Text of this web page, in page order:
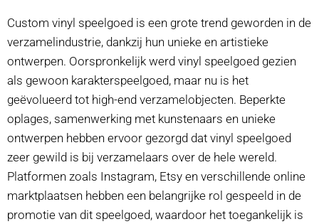
Custom vinyl speelgoed is een grote trend geworden in de
verzamelindustrie, dankzij hun unieke en artistieke
ontwerpen. Oorspronkelijk werd vinyl speelgoed gezien
als gewoon karakterspeelgoed, maar nu is het
geëvolueerd tot high-end verzamelobjecten. Beperkte
oplages, samenwerking met kunstenaars en unieke
ontwerpen hebben ervoor gezorgd dat vinyl speelgoed
zeer gewild is bij verzamelaars over de hele wereld.
Platformen zoals Instagram, Etsy en verschillende online
marktplaatsen hebben een belangrijke rol gespeeld in de
promotie van dit speelgoed, waardoor het toegankelijk is